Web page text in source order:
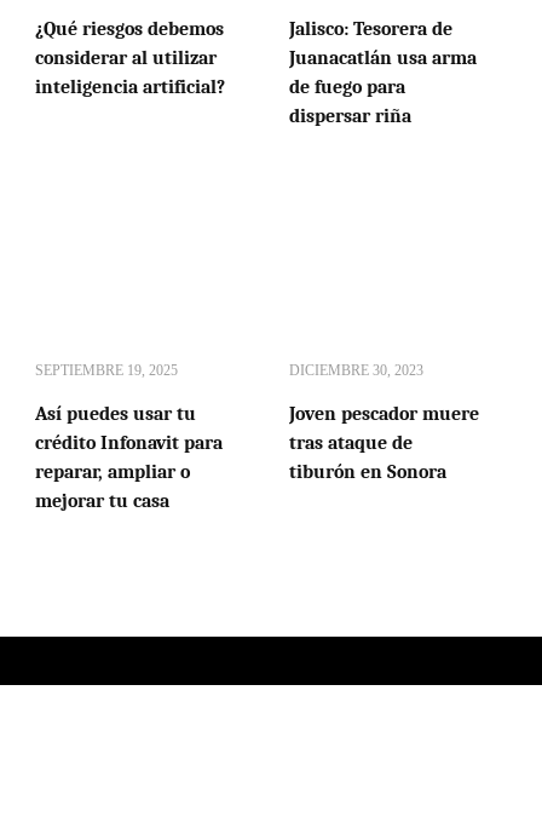
¿Qué riesgos debemos
considerar al utilizar
inteligencia artificial?
Jalisco: Tesorera de
Juanacatlán usa arma
de fuego para
dispersar riña
SEPTIEMBRE 19, 2025
Así puedes usar tu
crédito Infonavit para
reparar, ampliar o
mejorar tu casa
DICIEMBRE 30, 2023
Joven pescador muere
tras ataque de
tiburón en Sonora